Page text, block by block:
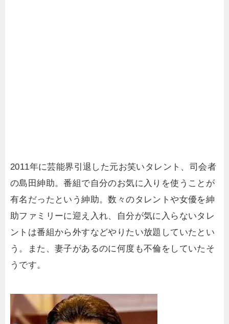
2011年に芸能界引退した元お笑いタレント、司会者
の島田紳助。番組で自分のお気に入りを使うことが
有名だったという紳助。数々のタレントや女優を紳
助ファミリーに迎え入れ、自分が気に入らないタレ
ントは番組から外すなどやりたい放題していたとい
う。また、妻子があるのに何度も不倫をしていたそ
うです。